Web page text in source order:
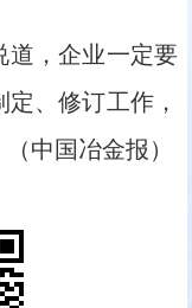
道，企业一定要
、修订工作，
中国冶金报）